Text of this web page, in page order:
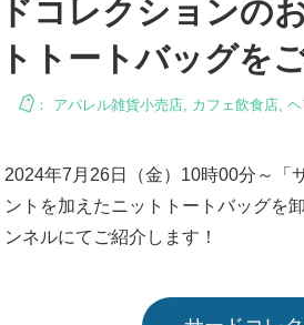
ドコレクションの
トトートバッグを
： アパレル雑貨小売店, カフェ飲食店,
2024年7月26日（金）10時00分～「
ントを加えたニットトートバッグを
ンネルにてご紹介します！